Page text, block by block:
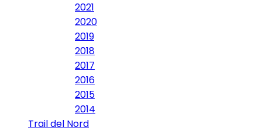
2021
2020
2019
2018
2017
2016
2015
2014
Trail del Nord